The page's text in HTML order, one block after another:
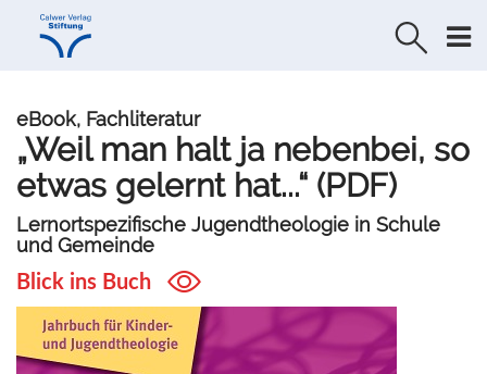
Direkt
Direkt
eBook, Fachliteratur
„Weil man halt ja nebenbei, so
etwas gelernt hat...“ (PDF)
Lernortspezifische Jugendtheologie in Schule
und Gemeinde
Blick ins Buch